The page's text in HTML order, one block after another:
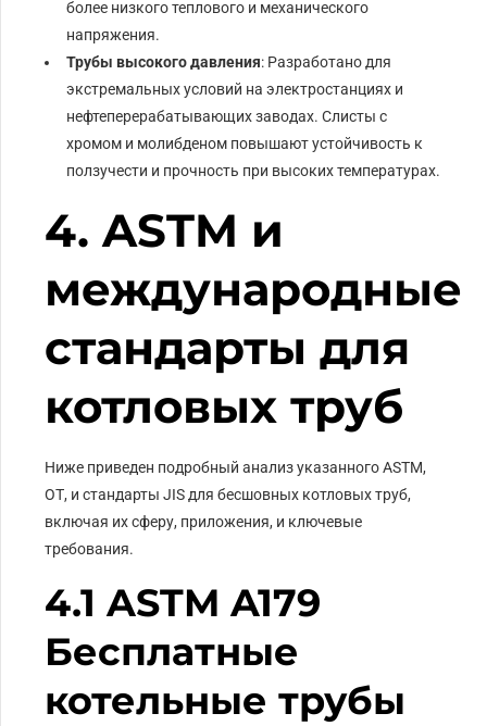
более низкого теплового и механического
напряжения.
Трубы высокого давления: Разработано для
экстремальных условий на электростанциях и
нефтеперерабатывающих заводах. Слисты с
хромом и молибденом повышают устойчивость к
ползучести и прочность при высоких температурах.
4. ASTM и
международные
стандарты для
котловых труб
Ниже приведен подробный анализ указанного ASTM,
ОТ, и стандарты JIS для бесшовных котловых труб,
включая их сферу, приложения, и ключевые
требования.
4.1 ASTM A179
Бесплатные
котельные трубы